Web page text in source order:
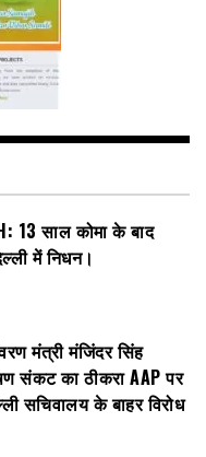
13 साल कोमा के बाद
में निधन।
मंत्री मंजिंदर सिंह
संकट का ठीकरा AAP पर
सचिवालय के बाहर विरोध